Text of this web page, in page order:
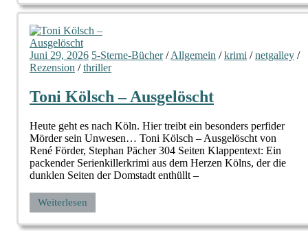
Juni 29, 2026 5-Sterne-Bücher/Allgemein /krimi /netgalley /
Rezension /thriller
Toni Kölsch – Ausgelöscht
Heute geht es nach Köln. Hier treibt ein besonders perfider
Mörder sein Unwesen… Toni Kölsch – Ausgelöscht von
René Förder, Stephan Pächer 304 Seiten Klappentext: Ein
packender Serienkillerkrimi aus dem Herzen Kölns, der die
dunklen Seiten der Domstadt enthüllt –
Weiterlesen